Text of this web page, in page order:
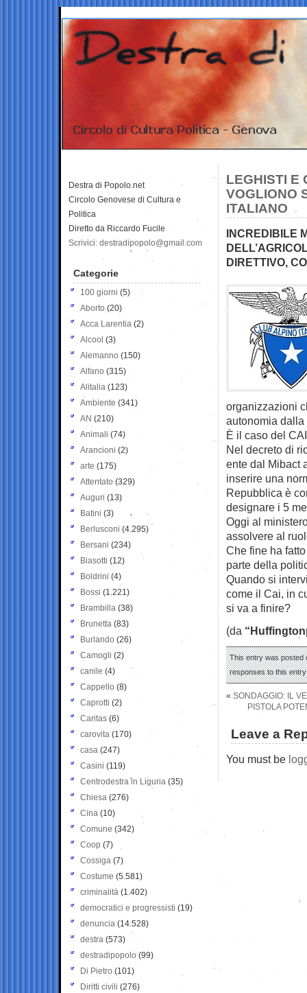
LEGHISTI E
VOGLIONO
ITALIANO
INCREDIBILE
DIRETTIVO,
organizzazioni
autonomia dalla
È il caso del
Nel decreto di
ente dal Mibact
inserire una
Repubblica è
designare i 5
Oggi al
assolvere al
Che fine ha
parte della
Quando si
come il Cai, in
si va a finire?
(da
This entry was posted
responses to this
« SONDAGGIO: IL
PISTOLA
Leave a
You must be
Destra di Popolo.net
Circolo Genovese di Cultura e
Politica
Diretto da Riccardo Fucile
Scrivici: destradipopolo@gmail.com
Categorie
100 giorni (5)
Aborto (20)
Acca Larentia (2)
Alcool (3)
Alemanno (150)
Alfano (315)
Alitalia (123)
Ambiente (341)
AN (210)
Animali (74)
Arancioni (2)
arte (175)
Attentato (329)
Auguri (13)
Batini (3)
Berlusconi (4.295)
Bersani (234)
Biasotti (12)
Boldrini (4)
Bossi (1.221)
Brambilla (38)
Brunetta (83)
Burlando (26)
Camogli (2)
canile (4)
Cappello (8)
Caprotti (2)
Caritas (6)
carovita (170)
casa (247)
Casini (119)
Centrodestra in Liguria (35)
Chiesa (276)
Cina (10)
Comune (342)
Coop (7)
Cossiga (7)
Costume (5.581)
criminalità (1.402)
democratici e progressisti (19)
denuncia (14.528)
destra (573)
destradipopolo (99)
Di Pietro (101)
Diritti civili (276)